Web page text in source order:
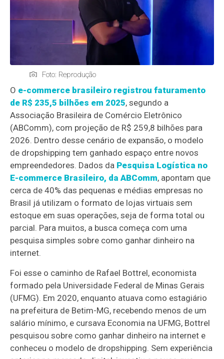
Foto: Reprodução
O e-commerce brasileiro registrou faturamento
de R$ 235,5 bilhões em 2025, segundo a
Associação Brasileira de Comércio Eletrônico
(ABComm), com projeção de R$ 259,8 bilhões para
2026. Dentro desse cenário de expansão, o modelo
de dropshipping tem ganhado espaço entre novos
empreendedores. Dados da Pesquisa Logística no
E-commerce Brasileiro, da ABComm, apontam que
cerca de 40% das pequenas e médias empresas no
Brasil já utilizam o formato de lojas virtuais sem
estoque em suas operações, seja de forma total ou
parcial. Para muitos, a busca começa com uma
pesquisa simples sobre como ganhar dinheiro na
internet.
Foi esse o caminho de Rafael Bottrel, economista
formado pela Universidade Federal de Minas Gerais
(UFMG). Em 2020, enquanto atuava como estagiário
na prefeitura de Betim-MG, recebendo menos de um
salário mínimo, e cursava Economia na UFMG, Bottrel
pesquisou sobre como ganhar dinheiro na internet e
conheceu o modelo de dropshipping. Sem experiência